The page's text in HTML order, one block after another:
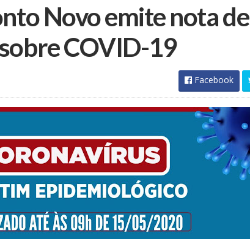
Novo emite nota de
COVID-19
Facebook